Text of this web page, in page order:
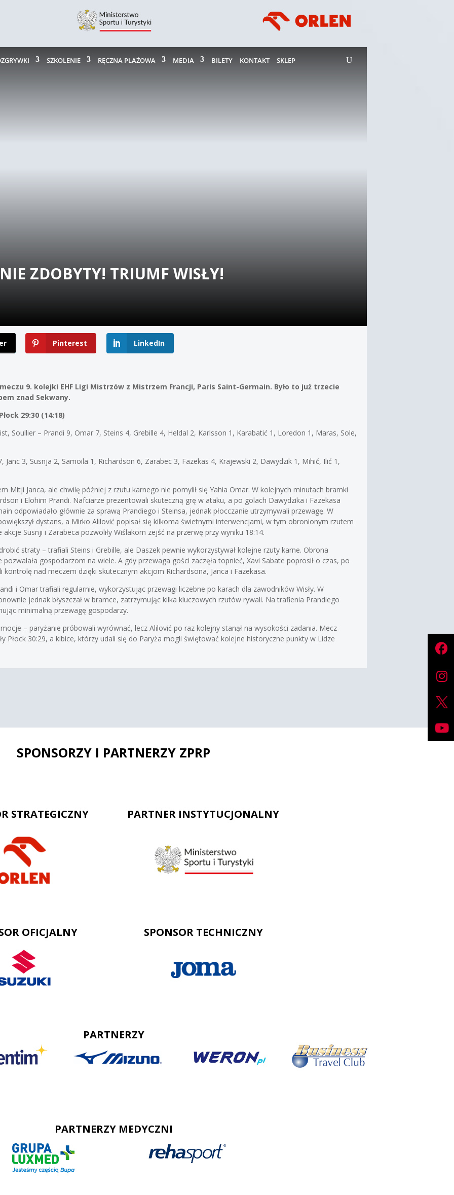
SZKOLENIE RĘCZNA PLAŻOWA MEDIA BILETY KONTAKT SKLEP
ZDOBYTY! TRIUMF WISŁY!
Pinterest LinkedIn
meczu 9. kolejki EHF Ligi Mistrzów z Mistrzem Francji, Paris Saint-Germain. Było to już trzecie
znad Sekwany.
29:30 (14:18)
Soullier – Prandi 9, Omar 7, Steins 4, Grebille 4, Heldal 2, Karlsson 1, Karabatić 1, Loredon 1, Maras, Sole,
Janc 3, Susnja 2, Samoila 1, Richardson 6, Zarabec 3, Fazekas 4, Krajewski 2, Dawydzik 1, Mihić, Ilić 1,
Mitji Janca, ale chwilę później z rzutu karnego nie pomylił się Yahia Omar. W kolejnych minutach bramki
i Elohim Prandi. Nafciarze prezentowali skuteczną grę w ataku, a po golach Dawydzika i Fazekasa
odpowiadało głównie za sprawą Prandiego i Steinsa, jednak płocczanie utrzymywali przewagę. W
dystans, a Mirko Alilović popisał się kilkoma świetnymi interwencjami, w tym obronionym rzutem
Susnji i Zarabeca pozwoliły Wiślakom zejść na przerwę przy wyniku 18:14.
straty – trafiali Steins i Grebille, ale Daszek pewnie wykorzystywał kolejne rzuty karne. Obrona
gospodarzom na wiele. A gdy przewaga gości zaczęła topnieć, Xavi Sabate poprosił o czas, po
nad meczem dzięki skutecznym akcjom Richardsona, Janca i Fazekasa.
i Omar trafiali regularnie, wykorzystując przewagi liczebne po karach dla zawodników Wisły. W
jednak błyszczał w bramce, zatrzymując kilka kluczowych rzutów rywali. Na trafienia Prandiego
minimalną przewagę gospodarzy.
– paryżanie próbowali wyrównać, lecz Alilović po raz kolejny stanął na wysokości zadania. Mecz
Płock 30:29, a kibice, którzy udali się do Paryża mogli świętować kolejne historyczne punkty w Lidze
SPONSORZY I PARTNERZY ZPRP
STRATEGICZNY PARTNER INSTYTUCJONALNY
OFICJALNY SPONSOR TECHNICZNY
PARTNERZY
PARTNERZY MEDYCZNI